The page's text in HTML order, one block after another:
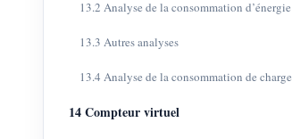
13.2 Analyse de la consommation d’énergie
13.3 Autres analyses
13.4 Analyse de la consommation de charge
14 Compteur virtuel